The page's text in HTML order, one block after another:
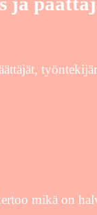
mikä on